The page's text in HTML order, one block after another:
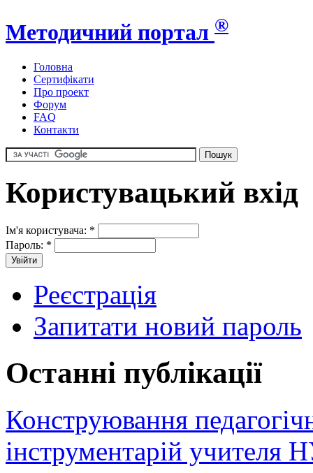
Методичний портал ®
Головна
Сертифікати
Про проект
Форум
FAQ
Контакти
Користувацький вхід
Ім'я користувача: *
Пароль: *
Реєстрація
Запитати новий пароль
Останні публікації
Конструювання
інструментарій учителя